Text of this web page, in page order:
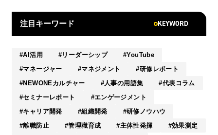
注目キーワード KEYWORD
AI活用 リーダーシップ
YouTube
マネージャー
マネジメント
研修レポート
NEWONEカルチャー
人事の用語集
代表コラム
セミナーレポート
エンゲージメント
キャリア開発
組織開発
研修ノウハウ
離職防止
管理職育成 主体性発揮
効果測定